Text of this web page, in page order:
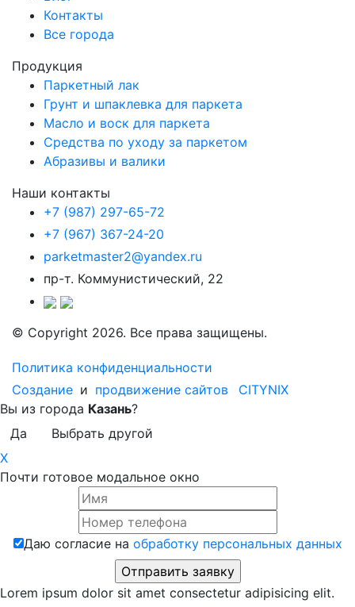
Контакты
Все города
Продукция
Паркетный лак
Грунт и шпаклевка для паркета
Масло и воск для паркета
Средства по уходу за паркетом
Абразивы и валики
Наши контакты
+7 (987) 297-65-72
+7 (967) 367-24-20
parketmaster2@yandex.ru
пр-т. Коммунистический, 22
© Copyright 2026. Все права защищены.
Политика конфиденциальности
Создание и продвижение сайтов
CITYNIX
Вы из города Казань?
Да
Выбрать другой
X
Почти готовое модальное окно
Даю согласие на обработку персональных данных
Lorem ipsum dolor sit amet consectetur adipisicing elit.